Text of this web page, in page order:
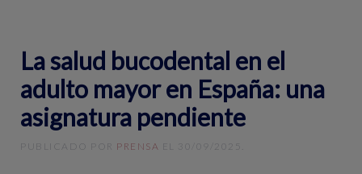
La salud bucodental en el
adulto mayor en España: una
asignatura pendiente
PUBLICADO POR PRENSA EL 30/09/2025